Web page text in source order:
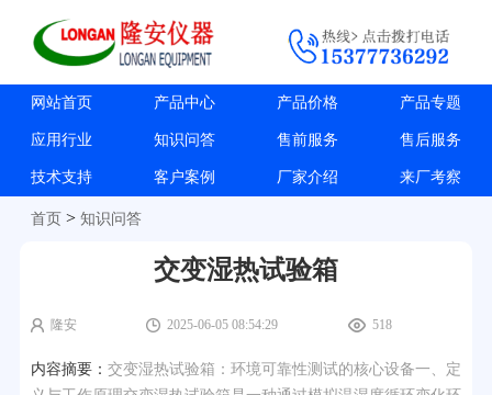
网站首页 产品中心 产品价格 产品专题
应用行业 知识问答 售前服务 售后服务
技术支持 客户案例 厂家介绍 来厂考察
首页> 知识问答
交变湿热试验箱
隆安 2025-06-05 08:54:29 518
内容摘要： 交变湿热试验箱：环境可靠性测试的核心设备一、定